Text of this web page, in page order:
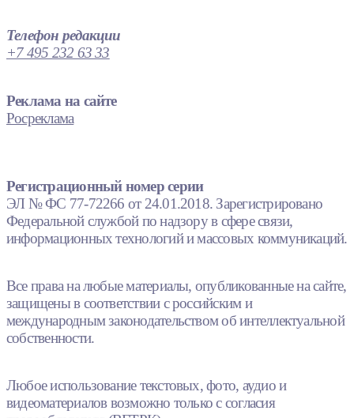
Телефон редакции
+7 495 232 63 33
Реклама на сайте
Росреклама
Регистрационный номер серии
ЭЛ № ФС 77-72266 от 24.01.2018. Зарегистрировано
Федеральной службой по надзору в сфере связи,
информационных технологий и массовых коммуникаций.
Все права на любые материалы, опубликованные на сайте,
защищены в соответствии с российским и
международным законодательством об интеллектуальной
собственности.
Любое использование текстовых, фото, аудио и
видеоматериалов возможно только с согласия